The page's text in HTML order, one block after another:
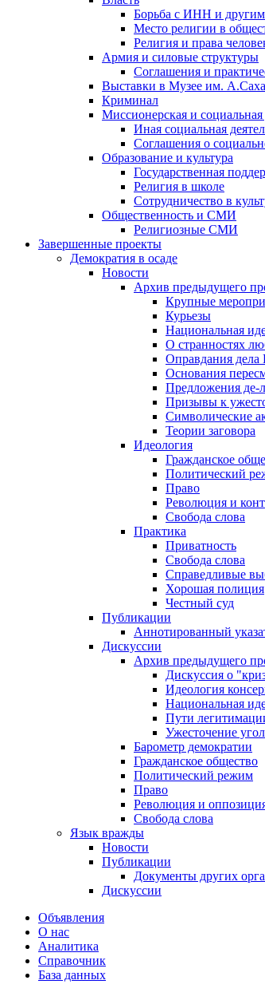
Борьба с ИНН и
Место религии в
Религия и права
Армия и силовые структуры
Соглашения и
Выставки в Музее им.
Криминал
Миссионерская и социальная
Иная социальная
Соглашения о
Образование и культура
Государственная
Религия в школе
Сотрудничество в
Общественность и СМИ
Религиозные СМИ
Завершенные проекты
Демократия в осаде
Новости
Архив предыдущего
Крупные
Курьезы
Национальная
О странностях
Оправдания
Основания
Предложения де-
Призывы к
Символические
Теории заговора
Идеология
Гражданское
Политический
Право
Революция и
Свобода слова
Практика
Приватность
Свобода слова
Справедливые
Хорошая полиция
Честный суд
Публикации
Аннотированный
Дискуссии
Архив предыдущего
Дискуссия о
Идеология
Национальная
Пути
Ужесточение
Барометр демократии
Гражданское общество
Политический режим
Право
Революция и
Свобода слова
Язык вражды
Новости
Публикации
Документы других
Дискуссии
Объявления
О нас
Аналитика
Справочник
База данных